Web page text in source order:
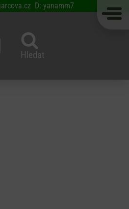
D: yanamm7
Hledat